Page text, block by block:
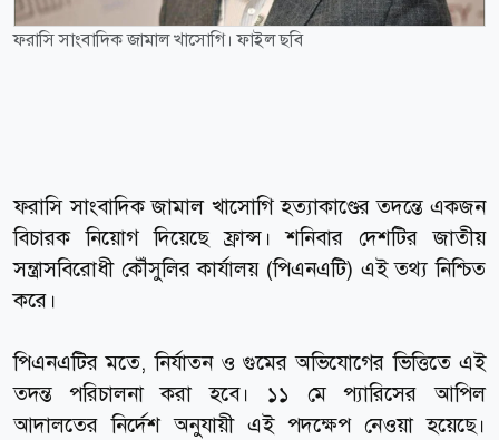
ফরাসি সাংবাদিক জামাল খাসোগি। ফাইল ছবি
ফরাসি সাংবাদিক জামাল খাসোগি হত্যাকাণ্ডের তদন্তে একজন
বিচারক নিয়োগ দিয়েছে ফ্রান্স। শনিবার দেশটির জাতীয়
সন্ত্রাসবিরোধী কৌঁসুলির কার্যালয় (পিএনএটি) এই তথ্য নিশ্চিত
করে।
পিএনএটির মতে, নির্যাতন ও গুমের অভিযোগের ভিত্তিতে এই
তদন্ত পরিচালনা করা হবে। ১১ মে প্যারিসের আপিল
আদালতের নির্দেশ অনুযায়ী এই পদক্ষেপ নেওয়া হয়েছে।